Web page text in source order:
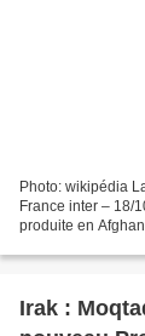
Photo: wikipédia
France inter – 18/
produite en
Irak :